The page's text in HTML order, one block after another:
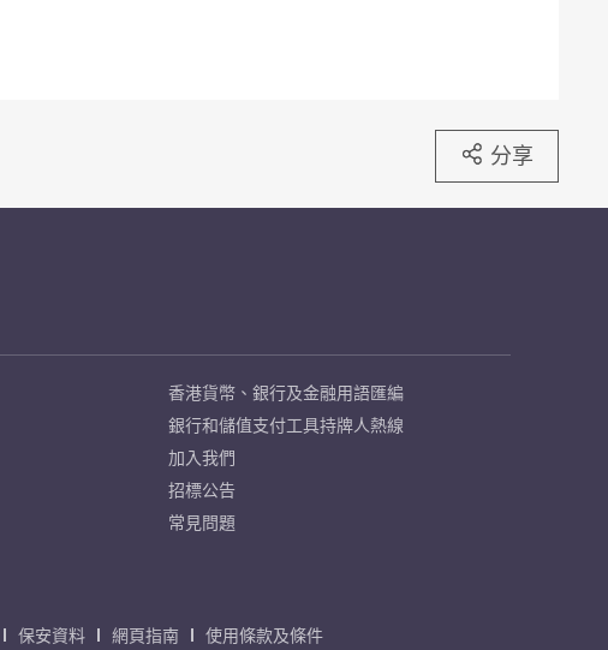
分享
香港貨幣、銀行及金融用語匯編
銀行和儲值支付工具持牌人熱線
加入我們
招標公告
常見問題
保安資料 網頁指南 使用條款及條件